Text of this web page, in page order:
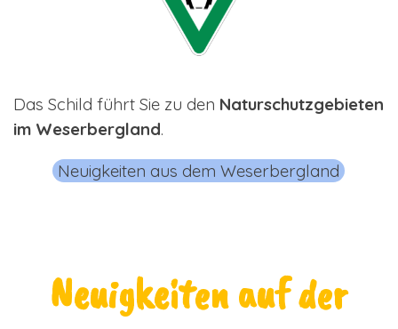
Das Schild führt Sie zu den Naturschutzgebieten
im Weserbergland.
Neuigkeiten aus dem Weserbergland
Neuigkeiten auf der